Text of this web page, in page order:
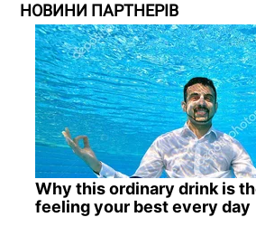
НОВИНИ ПАРТНЕРІВ
Why this ordinary drink is
feeling your best every day